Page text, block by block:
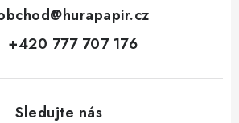
@hurapapir.cz
+420 777 707 176